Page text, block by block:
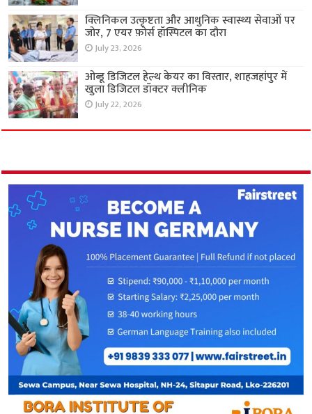
क्लिनिकल उत्कृष्टता और आधुनिक स्वास्थ्य सेवाओं पर
जोर, 7 एयर फ़ोर्स हॉस्पिटल का दौरा
July 23, 2026
ओब्डू डिजिटल हेल्थ केयर का विस्तार, शाहजहांपुर में
खुला डिजिटल डॉक्टर क्लीनिक
July 22, 2026